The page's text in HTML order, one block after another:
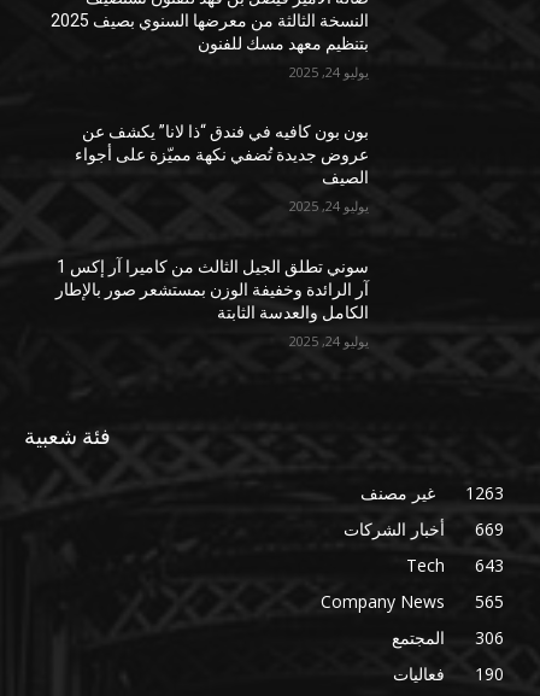
النسخة الثالثة من معرضها السنوي بصيف 2025
بتنظيم معهد مسك للفنون
يوليو 24, 2025
بون بون كافيه في فندق “ذا لانا” يكشف عن
عروض جديدة تُضفي نكهة مميّزة على أجواء
الصيف
يوليو 24, 2025
سوني تطلق الجيل الثالث من كاميرا آر إكس 1
آر الرائدة وخفيفة الوزن بمستشعر صور بالإطار
الكامل والعدسة الثابتة
يوليو 24, 2025
فئة شعبية
غير مصنف
1263
أخبار الشركات
669
Tech
643
Company News
565
المجتمع
306
فعاليات
190